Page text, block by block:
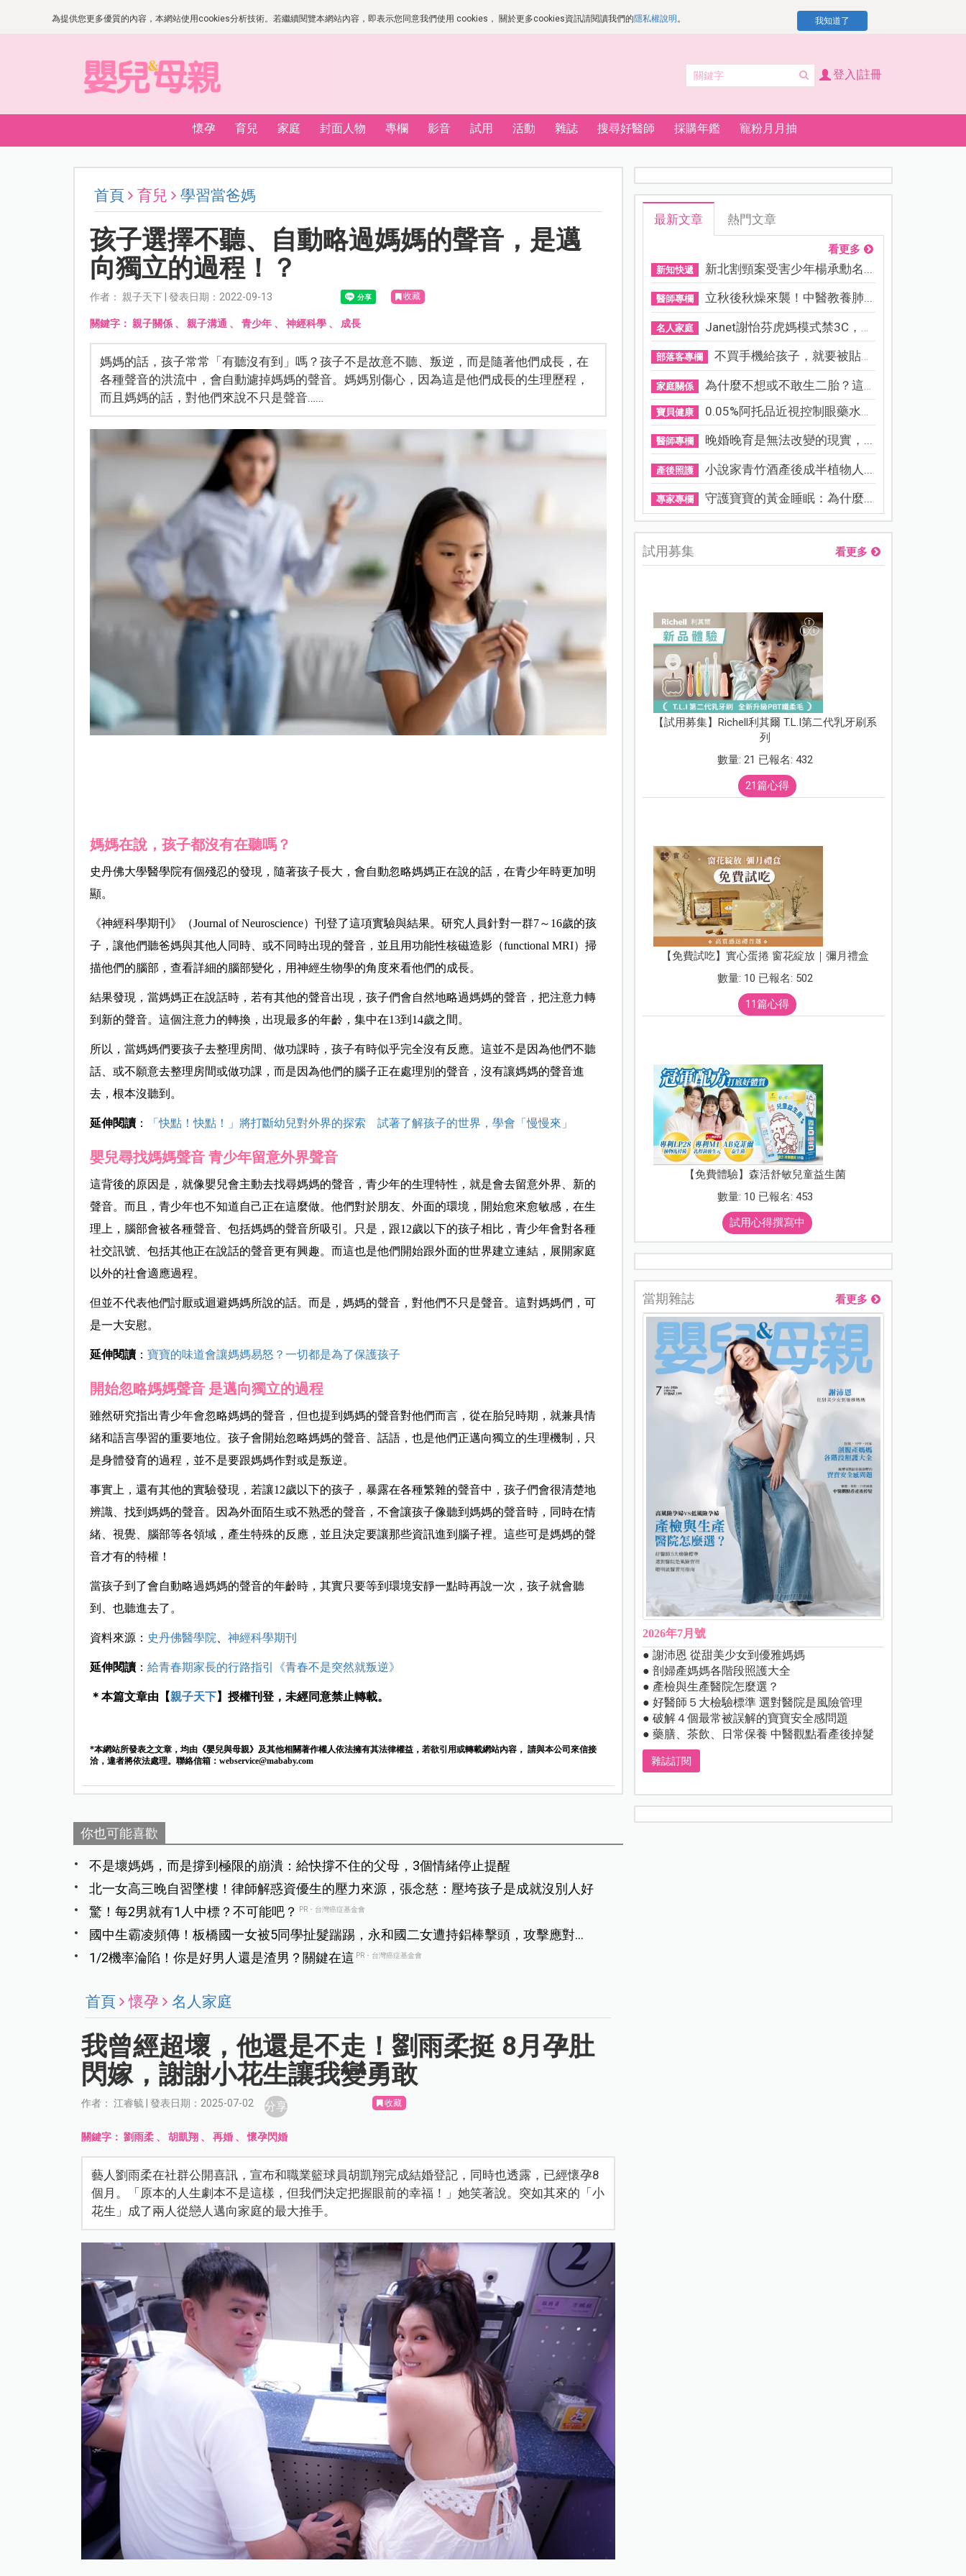
為提供您更多優質的內容，本網站使用cookies分析技術。若繼續閱覽本網站內容，即表示您同意我們使用 cookies， 關於更多cookies資訊請閱讀我們的隱私權說明 。 我知道了
登入|註冊
懷孕 育兒 家庭 封面人物 專欄 影音 試用 活動 雜誌 搜尋好醫師 採購年鑑 寵粉月月抽
首頁 育兒 學習當爸媽
孩子選擇不聽、自動略過媽媽的聲音，是邁
向獨立的過程！？
作者： 親子天下 | 發表日期：2022-09-13 收藏
關鍵字： 親子關係、 親子溝通 、 青少年、 神經科學、 成長
媽媽的話，孩子常常「有聽沒有到」嗎？孩子不是故意不聽、叛逆，而是隨著他們成長，在
各種聲音的洪流中，會自動濾掉媽媽的聲音。媽媽別傷心，因為這是他們成長的生理歷程，
而且媽媽的話，對他們來說不只是聲音……
媽媽在說，孩子都沒有在聽嗎？
史丹佛大學醫學院有個殘忍的發現，隨著孩子長大，會自動忽略媽媽正在說的話，在青少年時更加明
顯。
《神經科學期刊》（Journal of Neuroscience）刊登了這項實驗與結果。研究人員針對一群7～16歲的孩
子，讓他們聽爸媽與其他人同時、或不同時出現的聲音，並且用功能性核磁造影（functional MRI）掃
描他們的腦部，查看詳細的腦部變化，用神經生物學的角度來看他們的成長。
結果發現，當媽媽正在說話時，若有其他的聲音出現，孩子們會自然地略過媽媽的聲音，把注意力轉
到新的聲音。這個注意力的轉換，出現最多的年齡，集中在13到14歲之間。
所以，當媽媽們要孩子去整理房間、做功課時，孩子有時似乎完全沒有反應。這並不是因為他們不聽
話、或不願意去整理房間或做功課，而是因為他們的腦子正在處理別的聲音，沒有讓媽媽的聲音進
去，根本沒聽到。
延伸閱讀： 「快點！快點！」將打斷幼兒對外界的探索 試著了解孩子的世界，學會「慢慢來」
嬰兒尋找媽媽聲音 青少年留意外界聲音
這背後的原因是，就像嬰兒會主動去找尋媽媽的聲音，青少年的生理特性，就是會去留意外界、新的
聲音。而且，青少年也不知道自己正在這麼做。他們對於朋友、外面的環境，開始愈來愈敏感，在生
理上，腦部會被各種聲音、包括媽媽的聲音所吸引。只是，跟12歲以下的孩子相比，青少年會對各種
社交訊號、包括其他正在說話的聲音更有興趣。而這也是他們開始跟外面的世界建立連結，展開家庭
以外的社會適應過程。
但並不代表他們討厭或迴避媽媽所說的話。而是，媽媽的聲音，對他們不只是聲音。這對媽媽們，可
是一大安慰。
延伸閱讀： 寶寶的味道會讓媽媽易怒？一切都是為了保護孩子
開始忽略媽媽聲音 是邁向獨立的過程
雖然研究指出青少年會忽略媽媽的聲音，但也提到媽媽的聲音對他們而言，從在胎兒時期，就兼具情
緒和語言學習的重要地位。孩子會開始忽略媽媽的聲音、話語，也是他們正邁向獨立的生理機制，只
是身體發育的過程，並不是要跟媽媽作對或是叛逆。
事實上，還有其他的實驗發現，若讓12歲以下的孩子，暴露在各種繁雜的聲音中，孩子們會很清楚地
辨識、找到媽媽的聲音。因為外面陌生或不熟悉的聲音，不會讓孩子像聽到媽媽的聲音時，同時在情
緒、視覺、腦部等各領域，產生特殊的反應，並且決定要讓那些資訊進到腦子裡。這些可是媽媽的聲
音才有的特權！
當孩子到了會自動略過媽媽的聲音的年齡時，其實只要等到環境安靜一點時再說一次，孩子就會聽
到、也聽進去了。
資料來源： 史丹佛醫學院 神經科學期刊
延伸閱讀： 給青春期家長的行路指引《青春不是突然就叛逆》
＊本篇文章由【親子天下】授權刊登，未經同意禁止轉載。
*本網站所發表之文章，均由《嬰兒與母親》及其他相關著作權人依法擁有其法律權益，若欲引用或轉載網站內容， 請與本公司來信接
洽，違者將依法處理。聯絡信箱： webservice@mababy.com
你也可能喜歡
不是壞媽媽，而是撐到極限的崩潰：給快撐不住的父母，3個情緒停止提醒
北一女高三晚自習墜樓！律師解惑資優生的壓力來源，張念慈：壓垮孩子是成就沒別人好
驚！每2男就有1人中標？不可能吧？
PR・台灣癌症基金會
國中生霸凌頻傳！板橋國一女被5同學扯髮踹踢，永和國二女遭持鋁棒擊頭，攻擊應對
SOP
1/2機率淪陷！你是好男人還是渣男？關鍵在這 PR・台灣癌症基金會
首頁 懷孕 名人家庭
我曾經超壞，他還是不走！劉雨柔挺 8月孕肚
閃嫁，謝謝小花生讓我變勇敢
作者： 江睿毓 | 發表日期：2025-07-02 分享 收藏
關鍵字：劉雨柔 、胡凱翔 、再婚 、懷孕閃婚
藝人劉雨柔在社群公開喜訊，宣布和職業籃球員胡凱翔完成結婚登記，同時也透露，已經懷孕8
個月。「原本的人生劇本不是這樣，但我們決定把握眼前的幸福！」她笑著說。突如其來的「小
花生」成了兩人從戀人邁向家庭的最大推手。
最新文章 熱門文章
看更多
新知快遞 新北割頸案受害少年楊承勳名...
醫師專欄 立秋後秋燥來襲！中醫教養肺...
名人家庭 Janet謝怡芬虎媽模式禁3C，看...
部落客專欄 不買手機給孩子，就要被貼「...
家庭關係 為什麼不想或不敢生二胎？這8...
寶貝健康 0.05%阿托品近視控制眼藥水納...
醫師專欄 晚婚晚育是無法改變的現實，...
產後照護 小說家青竹酒產後成半植物人...
專家專欄 守護寶寶的黃金睡眠：為什麼...
試用募集 看更多
【試用募集】Richell利其爾 T.L.I第二代乳牙刷系
列
數量: 21 已報名: 432
21篇心得
【免費試吃】實心蛋捲 窗花綻放｜彌月禮盒
數量: 10 已報名: 502
11篇心得
【免費體驗】森活舒敏兒童益生菌
數量: 10 已報名: 453
試用心得撰寫中
當期雜誌 看更多
2026年7月號
● 謝沛恩 從甜美少女到優雅媽媽
● 剖婦產媽媽各階段照護大全
● 產檢與生產醫院怎麼選？
● 好醫師５大檢驗標準 選對醫院是風險管理
● 破解４個最常被誤解的寶寶安全感問題
● 藥膳、茶飲、日常保養 中醫觀點看產後掉髮
雜誌訂閱